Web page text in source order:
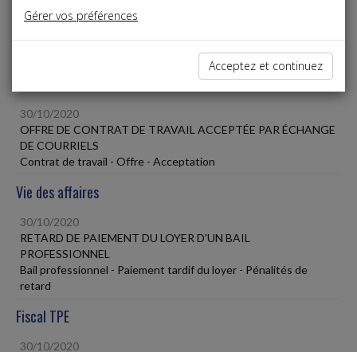
Liste des dernières dépêches
30/10/2020
OFFRE DE CONTRAT DE TRAVAIL ACCEPTÉE PAR ÉCHANGE
DE COURRIELS
Contrat de travail - Offre - Acceptation
Vie des affaires
30/10/2020
RETARD DE PAIEMENT DU LOYER D'UN BAIL
PROFESSIONNEL
Bail professionnel - Paiement tardif du loyer - Pénalités de
retard
Fiscal TPE
30/10/2020
Gérer vos préférences
Acceptez et continuez